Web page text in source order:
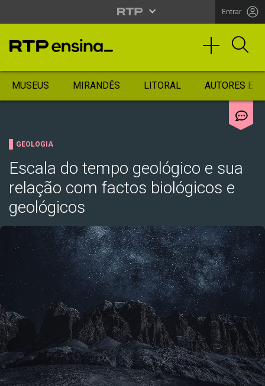
Entrar
MUSEUS MIRANDÊS LITORAL AUTORES
GEOLOGIA
Escala do tempo geológico e sua
relação com factos biológicos e
geológicos